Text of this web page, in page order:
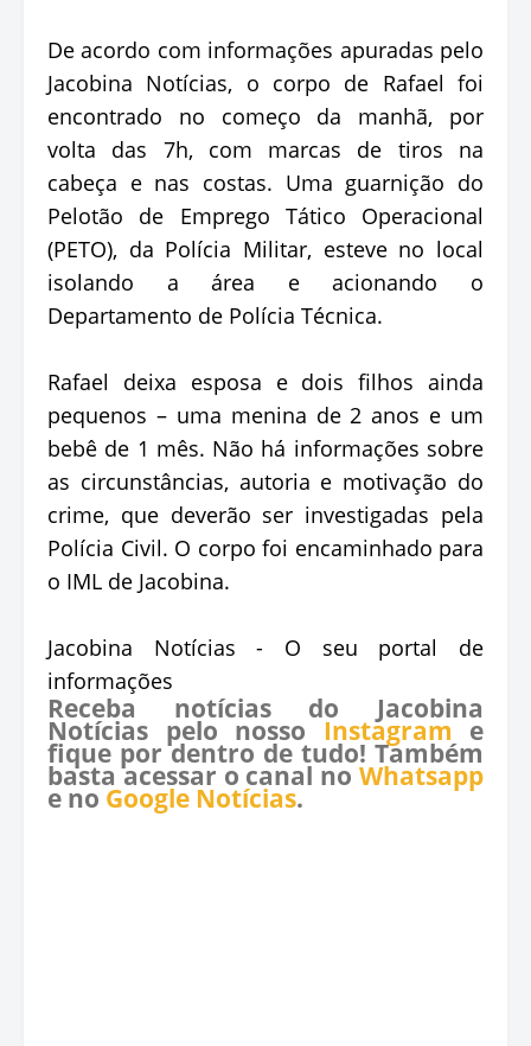
De acordo com informações apuradas pelo
Jacobina Notícias, o corpo de Rafael foi
encontrado no começo da manhã, por
volta das 7h, com marcas de tiros na
cabeça e nas costas. Uma guarnição do
Pelotão de Emprego Tático Operacional
(PETO), da Polícia Militar, esteve no local
isolando a área e acionando o
Departamento de Polícia Técnica.
Rafael deixa esposa e dois filhos ainda
pequenos – uma menina de 2 anos e um
bebê de 1 mês. Não há informações sobre
as circunstâncias, autoria e motivação do
crime, que deverão ser investigadas pela
Polícia Civil. O corpo foi encaminhado para
o IML de Jacobina.
Jacobina Notícias - O seu portal de
informações
Receba notícias do Jacobina
Notícias pelo nosso Instagram e
fique por dentro de tudo! Também
basta acessar o canal no Whatsapp
e no Google Notícias.